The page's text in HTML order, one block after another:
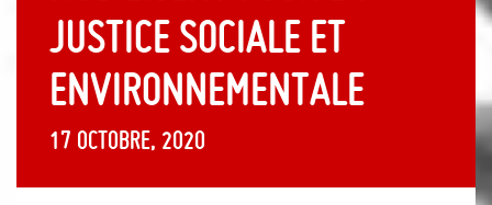
justice sociale et
environnementale
17 octobre, 2020